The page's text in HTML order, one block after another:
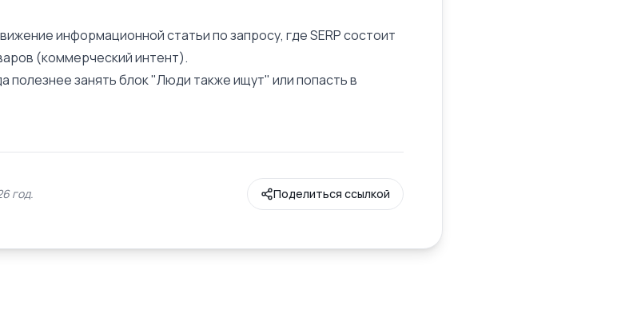
информационной статьи по запросу, где SERP состоит
(коммерческий интент).
полезнее занять блок "Люди также ищут" или попасть в
год. Поделиться ссылкой